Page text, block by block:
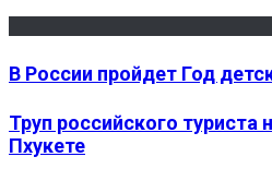
В России пройдет Год
Труп российского туриста
Пхукете